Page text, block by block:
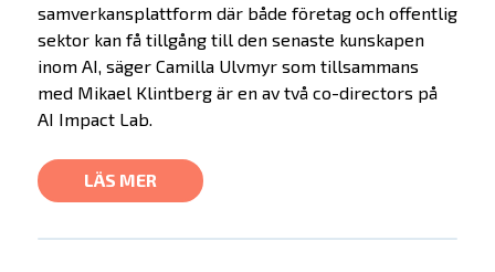
samverkansplattform där både företag och offentlig
sektor kan få tillgång till den senaste kunskapen
inom AI, säger Camilla Ulvmyr som tillsammans
med Mikael Klintberg är en av två co-directors på
AI Impact Lab.
LÄS MER